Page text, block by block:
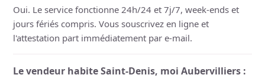
Oui. Le service fonctionne 24h/24 et 7j/7, week-ends et
jours fériés compris. Vous souscrivez en ligne et
l'attestation part immédiatement par e-mail.
Le vendeur habite Saint-Denis, moi Aubervilliers :